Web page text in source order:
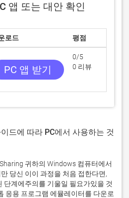
앱 또는 대안 확인
로드 평점
PC 앱 받기
0/5
0 리뷰
드에 따라 PC에서 사용하는 것
귀하의 Windows 컴퓨터에서
당신 이이 과정을 처음 접한다면,
단계에주의를 기울일 필요가있을 것
응용 프로그램 에뮬레이터를 다운로